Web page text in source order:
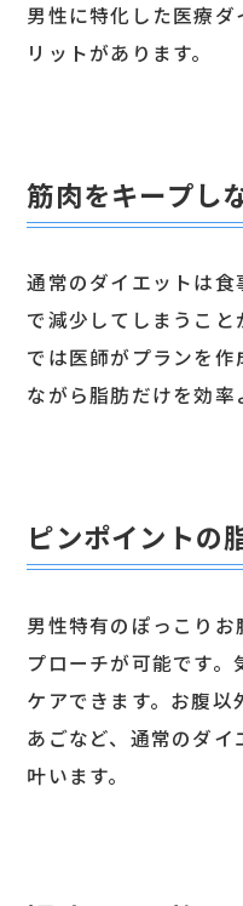
男性に特化した医療
リットがあります。
筋肉をキープし
通常のダイエットは食
で減少してしまうこと
では医師がプランを
ながら脂肪だけを効率
ピンポイントの
男性特有のぽっこり
プローチが可能です
ケアできます。お腹
あごなど、通常のダ
叶います。